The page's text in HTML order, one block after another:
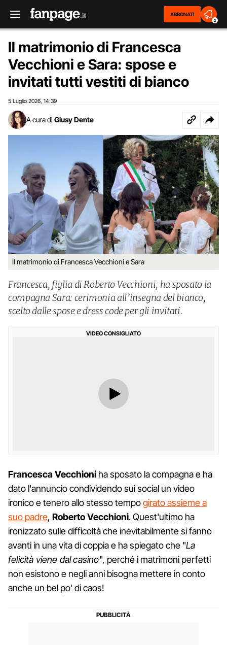
ABBONATI
2
Il matrimonio di Francesca
Vecchioni e Sara: spose e
invitati tutti vestiti di bianco
5 Luglio 2026 14:39
A cura di Giusy Dente
Il matrimonio di Francesca Vecchioni e Sara
Francesca, figlia di Roberto Vecchioni, ha sposato la
compagna Sara: cerimonia all’insegna del bianco,
scelto dalle spose e dress code per gli invitati.
VIDEO CONSIGLIATO
Francesca Vecchioni ha sposato la compagna e ha
dato l'annuncio condividendo sui social un video
ironico e tenero allo stesso tempogirato assieme a
suo padre, Roberto Vecchioni. Quest'ultimo ha
ironizzato sulle difficoltà che inevitabilmente si fanno
avanti in una vita di coppia e ha spiegato che "La
felicità viene dal casino", perché i matrimoni perfetti
non esistono e negli anni bisogna mettere in conto
anche un bel po' di caos!